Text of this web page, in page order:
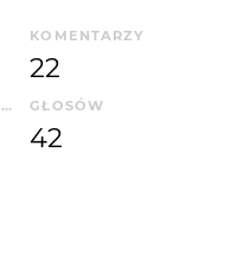
KOMENTARZY
22
OBSERWUJĄCYCH GŁOSÓW
42